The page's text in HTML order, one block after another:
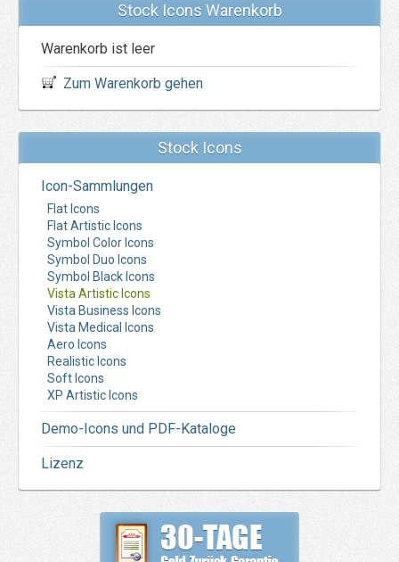
Stock Icons Warenkorb
Warenkorb ist leer
Zum Warenkorb gehen
Stock Icons
Icon-Sammlungen
Flat Icons
Flat Artistic Icons
Symbol Color Icons
Symbol Duo Icons
Symbol Black Icons
Vista Artistic Icons
Vista Business Icons
Vista Medical Icons
Aero Icons
Realistic Icons
Soft Icons
XP Artistic Icons
Demo-Icons und PDF-Kataloge
Lizenz